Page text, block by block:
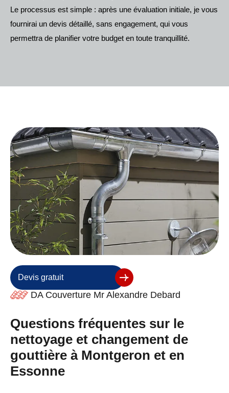
Le processus est simple : après une évaluation initiale, je vous
fournirai un devis détaillé, sans engagement, qui vous
permettra de planifier votre budget en toute tranquillité.
Devis gratuit
DA Couverture Mr Alexandre Debard
Questions fréquentes sur le
nettoyage et changement de
gouttière à Montgeron et en
Essonne